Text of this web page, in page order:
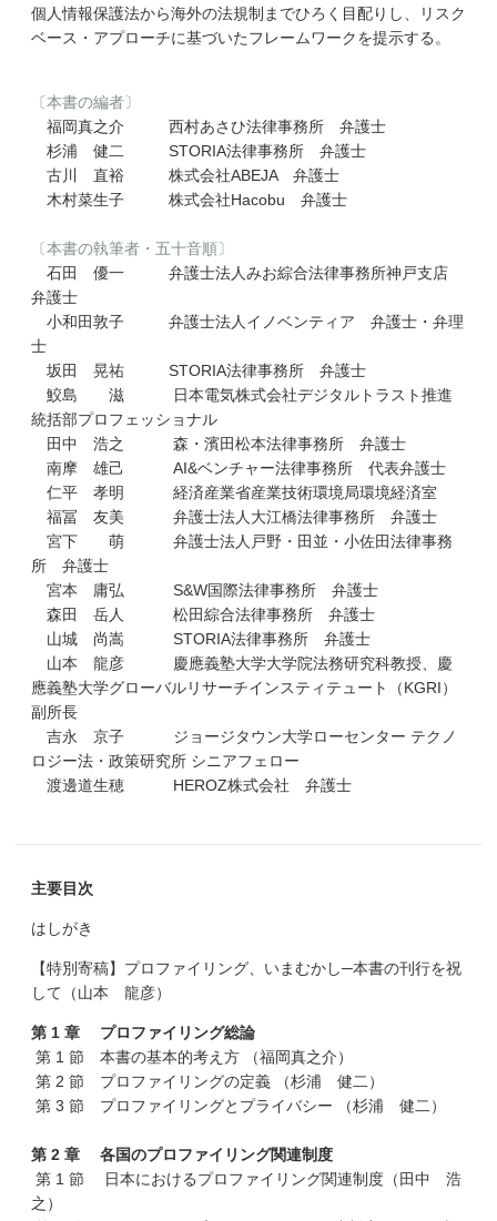
個人情報保護法から海外の法規制までひろく目配りし、リスク
ベース・アプローチに基づいたフレームワークを提示する。
〔本書の編者〕
福岡真之介 西村あさひ法律事務所 弁護士
杉浦 健二 STORIA法律事務所 弁護士
古川 直裕 株式会社ABEJA 弁護士
木村菜生子 株式会社Hacobu 弁護士
〔本書の執筆者・五十音順〕
石田 優一 弁護士法人みお綜合法律事務所神戸支店
弁護士
小和田敦子 弁護士法人イノベンティア 弁護士・弁理
士
坂田 晃祐 STORIA法律事務所 弁護士
鮫島 滋 日本電気株式会社デジタルトラスト推進
統括部プロフェッショナル
田中 浩之 森・濱田松本法律事務所 弁護士
南摩 雄己 AI&ベンチャー法律事務所 代表弁護士
仁平 孝明 経済産業省産業技術環境局環境経済室
福冨 友美 弁護士法人大江橋法律事務所 弁護士
宮下 萌 弁護士法人戸野・田並・小佐田法律事務
所 弁護士
宮本 庸弘 S&W国際法律事務所 弁護士
森田 岳人 松田綜合法律事務所 弁護士
山城 尚嵩 STORIA法律事務所 弁護士
山本 龍彦 慶應義塾大学大学院法務研究科教授、慶
應義塾大学グローバルリサーチインスティテュート（KGRI）
副所長
吉永 京子 ジョージタウン大学ローセンター テクノ
ロジー法・政策研究所 シニアフェロー
渡邊道生穂 HEROZ株式会社 弁護士
主要目次
はしがき
【特別寄稿】プロファイリング、いまむかし─本書の刊行を祝
して（山本 龍彦）
第 1 章 プロファイリング総論
第 1 節 本書の基本的考え方 （福岡真之介）
第 2 節 プロファイリングの定義 （杉浦 健二）
第 3 節 プロファイリングとプライバシー （杉浦 健二）
第 2 章 各国のプロファイリング関連制度
第 1 節 日本におけるプロファイリング関連制度（田中 浩
之）